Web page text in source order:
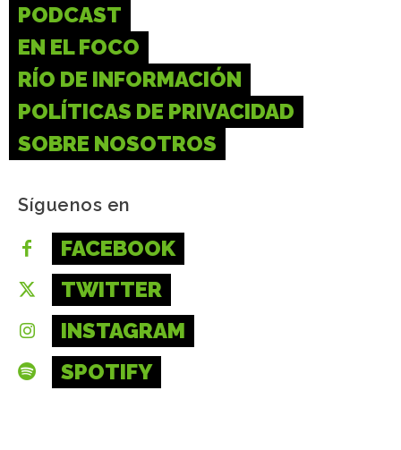
PODCAST
EN EL FOCO
RÍO DE INFORMACIÓN
POLÍTICAS DE PRIVACIDAD
SOBRE NOSOTROS
Síguenos en
FACEBOOK
TWITTER
INSTAGRAM
SPOTIFY